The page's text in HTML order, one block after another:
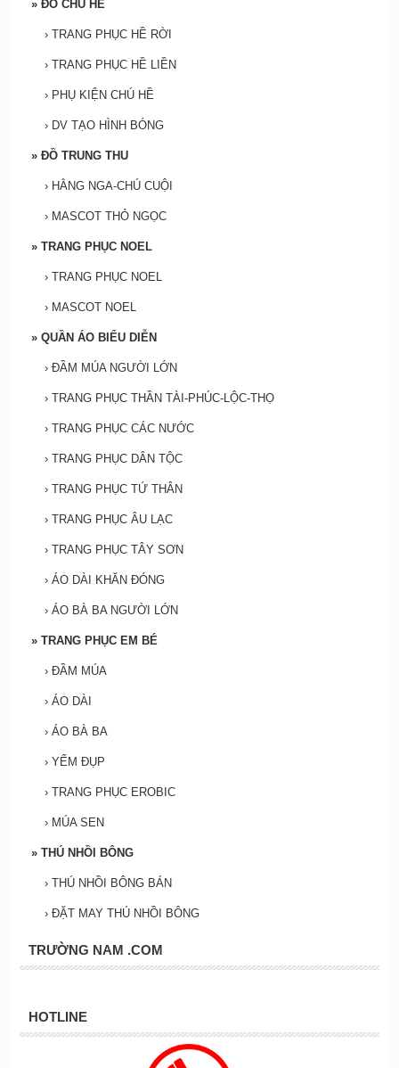
» ĐỒ CHÚ HỀ
› TRANG PHỤC HỀ RỜI
› TRANG PHỤC HỀ LIỀN
› PHỤ KIỆN CHÚ HỀ
› DV TẠO HÌNH BÓNG
» ĐỒ TRUNG THU
› HẰNG NGA-CHÚ CUỘI
› MASCOT THỎ NGỌC
» TRANG PHỤC NOEL
› TRANG PHỤC NOEL
› MASCOT NOEL
» QUẦN ÁO BIỂU DIỄN
› ĐẦM MÚA NGƯỜI LỚN
› TRANG PHỤC THẦN TÀI-PHÚC-LỘC-THỌ
› TRANG PHỤC CÁC NƯỚC
› TRANG PHỤC DÂN TỘC
› TRANG PHỤC TỨ THÂN
› TRANG PHỤC ÂU LẠC
› TRANG PHỤC TÂY SƠN
› ÁO DÀI KHĂN ĐÓNG
› ÁO BÀ BA NGƯỜI LỚN
» TRANG PHỤC EM BÉ
› ĐẦM MÚA
› ÁO DÀI
› ÁO BÀ BA
› YẾM ĐỤP
› TRANG PHỤC EROBIC
› MÚA SEN
» THÚ NHỒI BÔNG
› THÚ NHỒI BÔNG BÁN
› ĐẶT MAY THÚ NHỒI BÔNG
TRƯỜNG NAM .COM
HOTLINE